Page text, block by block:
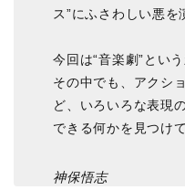
ス”にふさわしい悪を
今回は“音楽劇”とい
その中でも、アクシ
ど、いろいろな表現
できる何かを見つけ
神保悟志